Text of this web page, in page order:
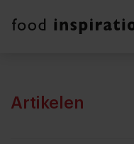
Artikelen